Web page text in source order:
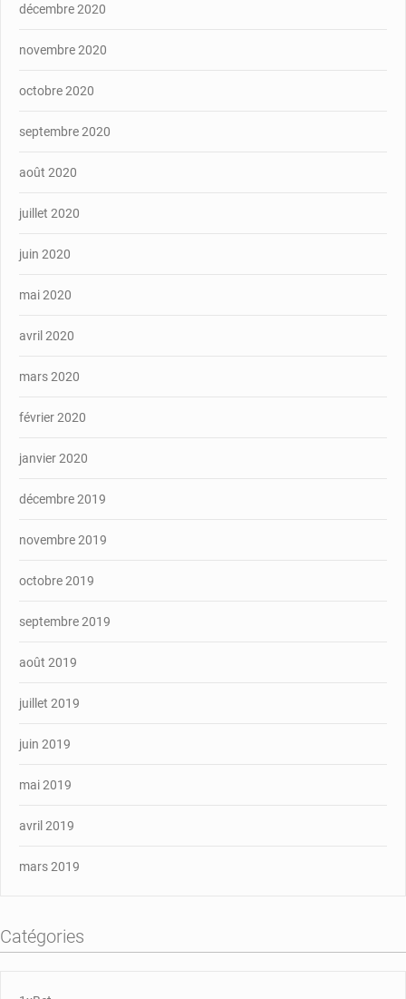
décembre 2020
novembre 2020
octobre 2020
septembre 2020
août 2020
juillet 2020
juin 2020
mai 2020
avril 2020
mars 2020
février 2020
janvier 2020
décembre 2019
novembre 2019
octobre 2019
septembre 2019
août 2019
juillet 2019
juin 2019
mai 2019
avril 2019
mars 2019
Catégories